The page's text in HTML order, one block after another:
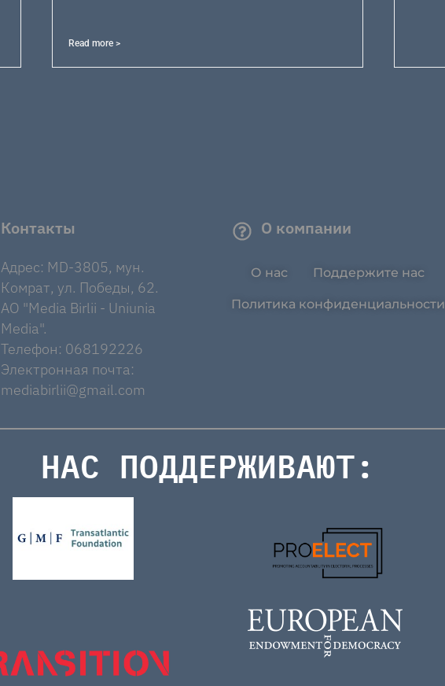
Read more >
Контакты
Адрес: MD-3805, мун.
Комрат, ул. Победы, 62.
AO "Media Birlii - Uniunia
Media".
Телефон: 068192226
Электронная почта:
mediabirlii@gmail.com
О компании
О нас Поддержите нас
Политика конфиденциальности
НАС ПОДДЕРЖИВАЮТ: